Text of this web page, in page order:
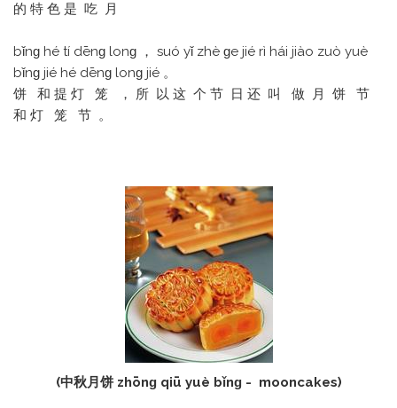
的 特 色 是 吃 月
bǐnɡ hé tí dēnɡ lonɡ ， suó yǐ zhè ɡe jié rì hái jiào zuò yuè
bǐnɡ jié hé dēnɡ lonɡ jié 。
饼 和 提 灯 笼 ， 所 以 这 个 节 日 还 叫 做 月 饼 节
和 灯 笼 节 。
(中秋月饼 zhōnɡ qiū yuè bǐnɡ - mooncakes)